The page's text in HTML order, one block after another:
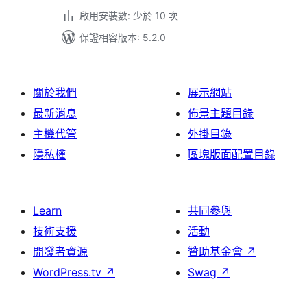
啟用安裝數: 少於 10 次
保證相容版本: 5.2.0
關於我們
最新消息
主機代管
隱私權
展示網站
佈景主題目錄
外掛目錄
區塊版面配置目錄
Learn
技術支援
開發者資源
WordPress.tv ↗
共同參與
活動
贊助基金會 ↗
Swag ↗